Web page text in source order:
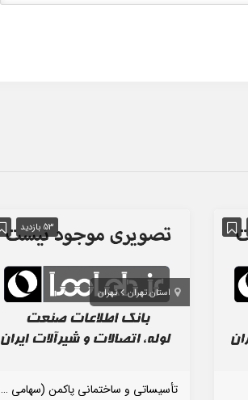
53 بازدید
استان تهران تهران
تأسیساتی و ساختمانی پاکمن (سهامی خاص)